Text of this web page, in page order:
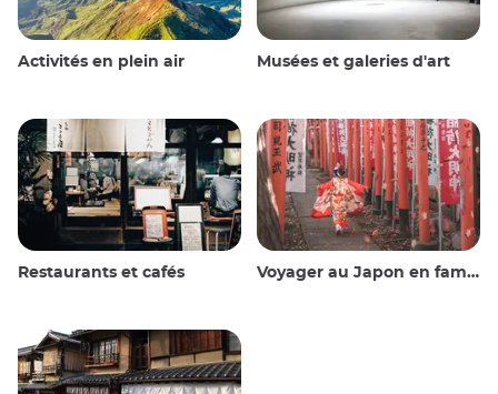
Activités en plein air Musées et galeries d'art
Restaurants et cafés Voyager au Japon en famille